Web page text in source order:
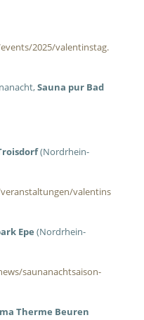
2025/valentinstag.
Sauna pur Bad
(Nordrhein-
valentins
Epe (Nordrhein-
saunanachtsaison-
Therme Beuren